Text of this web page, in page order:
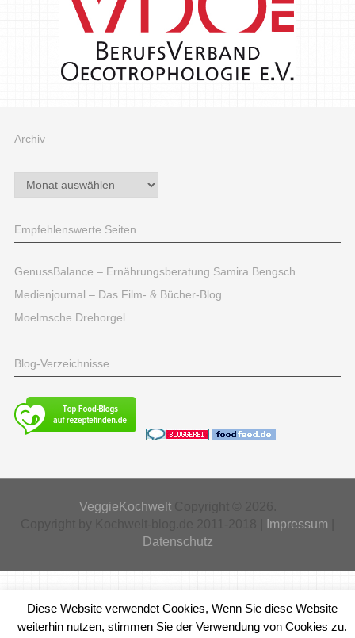
Archiv
Archiv
Empfehlenswerte Seiten
GenussBalance – Ernährungsberatung Samira Bengsch
Medienjournal – Das Film- & Bücher-Blog
Moelmsche Drehorgel
Blog-Verzeichnisse
VeggieKochweltCopyright © 2026.
Impressum
Datenschutz
Diese Website verwendet Cookies, Wenn Sie diese Website
weiterhin nutzen, stimmen Sie der Verwendung von Cookies zu.